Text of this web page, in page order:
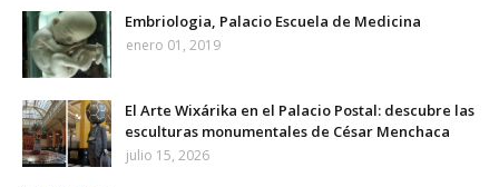
Embriologia, Palacio Escuela de Medicina
enero 01, 2019
El Arte Wixárika en el Palacio Postal: descubre las
esculturas monumentales de César Menchaca
julio 15, 2026